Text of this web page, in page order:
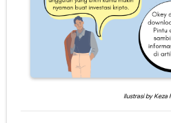
Review Pintu: All In One Crypto App Terbaik di
6 Kue khas Lebaran yang Paling
5 Tips Mudik Lebaran 2024 Biar
2 Tempat Wisata Favorit di KampungIlustrasi by Keza